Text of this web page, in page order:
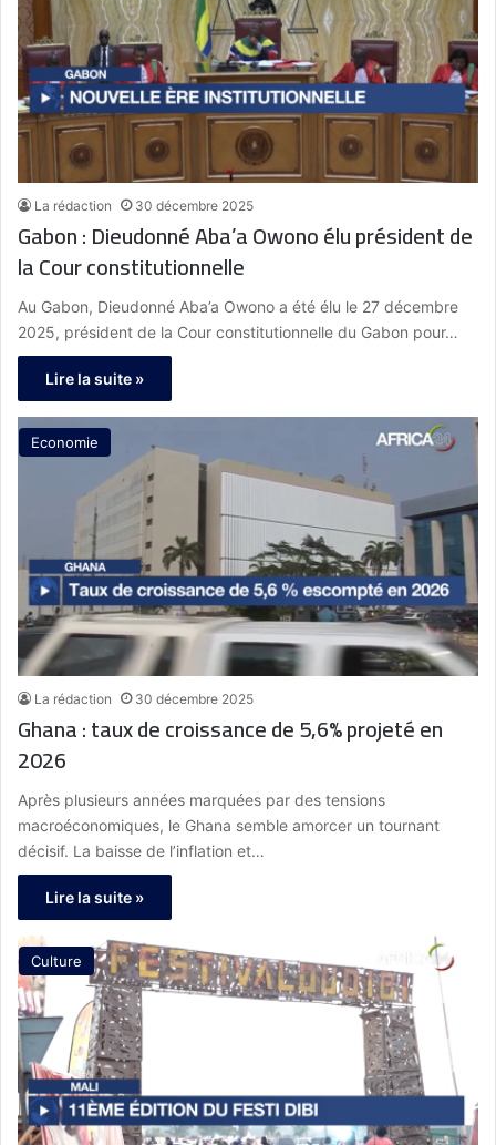
La rédaction 30 décembre 2025
Gabon : Dieudonné Aba’a Owono élu président de
la Cour constitutionnelle
Au Gabon, Dieudonné Aba’a Owono a été élu le 27 décembre
2025, président de la Cour constitutionnelle du Gabon pour…
Lire la suite »
Economie
La rédaction 30 décembre 2025
Ghana : taux de croissance de 5,6% projeté en
2026
Après plusieurs années marquées par des tensions
macroéconomiques, le Ghana semble amorcer un tournant
décisif. La baisse de l’inflation et…
Lire la suite »
Culture